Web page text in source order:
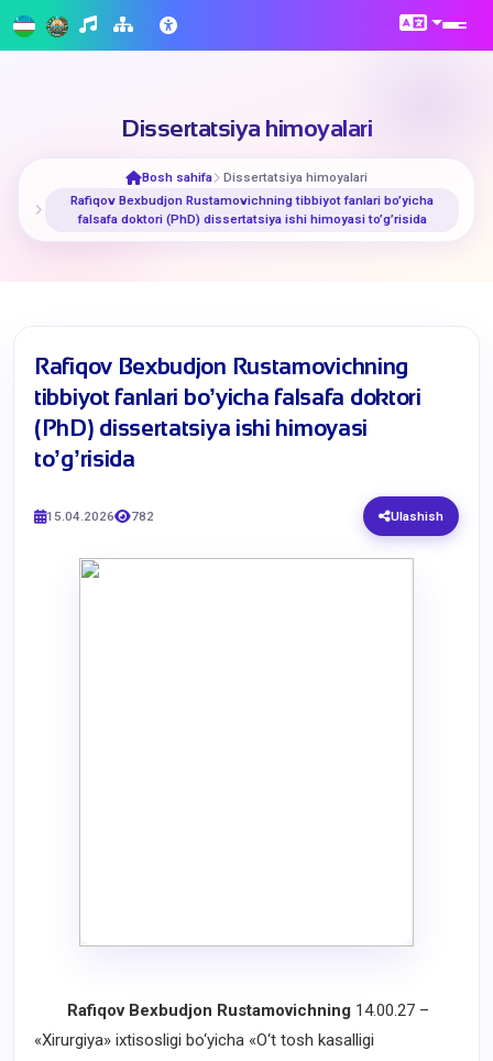
Dissertatsiya himoyalari
Bosh sahifa
Dissertatsiya himoyalari
​Rafiqov Bexbudjon Rustamovichning tibbiyot fanlari boʼyicha
falsafa doktori (PhD) dissertatsiya ishi himoyasi toʼgʼrisida
​Rafiqov Bexbudjon Rustamovichning
tibbiyot fanlari boʼyicha falsafa doktori
(PhD) dissertatsiya ishi himoyasi
toʼgʼrisida
15.04.2026 782 Ulashish
Rafiqov Bexbudjon Rustamovichning 14.00.27 –
«Xirurgiya» ixtisosligi bo‘yicha «O‘t tosh kasalligi